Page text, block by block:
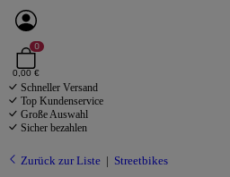
0
0,00 €
Schneller Versand
Top Kundenservice
Große Auswahl
Sicher bezahlen
Zurück zur Liste Streetbikes